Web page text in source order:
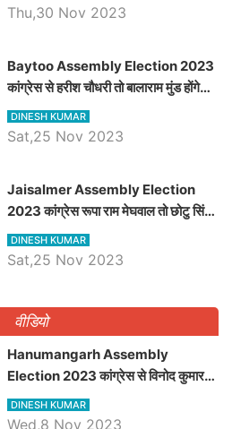
Thu,30 Nov 2023
Baytoo Assembly Election 2023
कांग्रेस से हरीश चौधरी तो बालाराम मुंड होंगे
भाजपा उम्मीदवार, जानिये बायतू विधानसभा
सीट के ताजा समीकरण
DINESH KUMAR
Sat,25 Nov 2023
​​​​​​​Jaisalmer Assembly Election
2023 कांग्रेस रूपा राम मेघवाल तो छोटु सिंह
भाटी होंगे भाजपा उम्मीदवार, जानिये जैसलमेर
विधानसभा सीट के ताजा समीकरण
DINESH KUMAR
Sat,25 Nov 2023
वीडियो
Hanumangarh Assembly
Election 2023 कांग्रेस से विनोद कुमार
चौधरी तो अमित चौधरी होंगे भाजपा उम्मीदवार,
जानिये हनुमानगढ़ विधानसभा सीट के ताजा
DINESH KUMAR
Wed,8 Nov 2023